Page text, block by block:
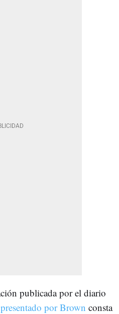
publicada por el diario
por Brown consta